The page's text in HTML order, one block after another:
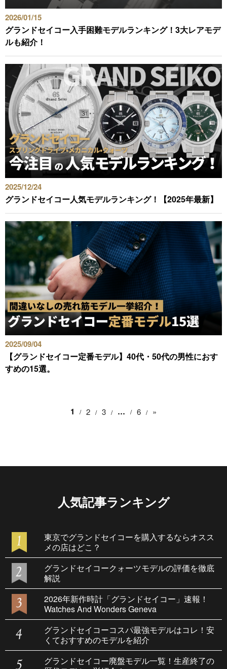
2026/01/15
グランドセイコー入手困難モデルランキング！3大レアモデ
ルも紹介！
2025/12/24
グランドセイコー人気モデルランキング！【2025年最新】
2025/09/04
【グランドセイコー定番モデル】40代・50代の男性におす
すめの15選。
1 2 3 … 6 »
人気記事ランキング
東京でグランドセイコーを購入するならオスス
メの店はどこ？
グランドセイコークォーツモデルの評価を徹底
解説
2026年新作時計「グランドセイコー」速報！
Watches And Wonders Geneva
グランドセイコーコスパ最強モデルはコレ！安
くておすすめのモデルを紹介
グランドセイコー廃盤モデル一覧！生産終了の